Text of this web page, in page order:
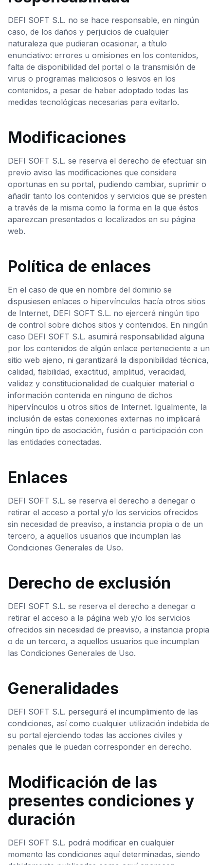
DEFI SOFT S.L. no se hace responsable, en ningún
caso, de los daños y perjuicios de cualquier
naturaleza que pudieran ocasionar, a título
enunciativo: errores u omisiones en los contenidos,
falta de disponibilidad del portal o la transmisión de
virus o programas maliciosos o lesivos en los
contenidos, a pesar de haber adoptado todas las
medidas tecnológicas necesarias para evitarlo.
Modificaciones
DEFI SOFT S.L. se reserva el derecho de efectuar sin
previo aviso las modificaciones que considere
oportunas en su portal, pudiendo cambiar, suprimir o
añadir tanto los contenidos y servicios que se presten
a través de la misma como la forma en la que éstos
aparezcan presentados o localizados en su página
web.
Política de enlaces
En el caso de que en nombre del dominio se
dispusiesen enlaces o hipervínculos hacía otros sitios
de Internet, DEFI SOFT S.L. no ejercerá ningún tipo
de control sobre dichos sitios y contenidos. En ningún
caso DEFI SOFT S.L. asumirá responsabilidad alguna
por los contenidos de algún enlace perteneciente a un
sitio web ajeno, ni garantizará la disponibilidad técnica,
calidad, fiabilidad, exactitud, amplitud, veracidad,
validez y constitucionalidad de cualquier material o
información contenida en ninguno de dichos
hipervínculos u otros sitios de Internet. Igualmente, la
inclusión de estas conexiones externas no implicará
ningún tipo de asociación, fusión o participación con
las entidades conectadas.
Enlaces
DEFI SOFT S.L. se reserva el derecho a denegar o
retirar el acceso a portal y/o los servicios ofrecidos
sin necesidad de preaviso, a instancia propia o de un
tercero, a aquellos usuarios que incumplan las
Condiciones Generales de Uso.
Derecho de exclusión
DEFI SOFT S.L. se reserva el derecho a denegar o
retirar el acceso a la página web y/o los servicios
ofrecidos sin necesidad de preaviso, a instancia propia
o de un tercero, a aquellos usuarios que incumplan
las Condiciones Generales de Uso.
Generalidades
DEFI SOFT S.L. perseguirá el incumplimiento de las
condiciones, así como cualquier utilización indebida de
su portal ejerciendo todas las acciones civiles y
penales que le puedan corresponder en derecho.
Modificación de las
presentes condiciones y
duración
DEFI SOFT S.L. podrá modificar en cualquier
momento las condiciones aquí determinadas, siendo